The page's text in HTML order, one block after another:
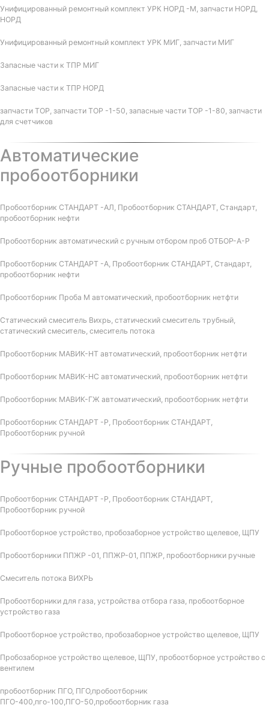
Унифицированный ремонтный комплект УРК НОРД -М, запчасти НОРД,
НОРД
Унифицированный ремонтный комплект УРК МИГ, запчасти МИГ
Запасные части к ТПР МИГ
Запасные части к ТПР НОРД
запчасти ТОР, запчасти ТОР -1-50, запасные части ТОР -1-80, запчасти
для счетчиков
Автоматические
пробоотборники
Пробоотборник СТАНДАРТ -АЛ, Пробоотборник СТАНДАРТ, Стандарт,
пробоотборник нефти
Пробоотборник автоматический с ручным отбором проб ОТБОР-А-Р
Пробоотборник СТАНДАРТ -А, Пробоотборник СТАНДАРТ, Стандарт,
пробоотборник нефти
Пробоотборник Проба М автоматический, пробоотборник нетфти
Статический смеситель Вихрь, статический смеситель трубный,
статический смеситель, смеситель потока
Пробоотборник МАВИК-НТ автоматический, пробоотборник нетфти
Пробоотборник МАВИК-НС автоматический, пробоотборник нетфти
Пробоотборник МАВИК-ГЖ автоматический, пробоотборник нетфти
Пробоотборник СТАНДАРТ -Р, Пробоотборник СТАНДАРТ,
Пробоотборник ручной
Ручные пробоотборники
Пробоотборник СТАНДАРТ -Р, Пробоотборник СТАНДАРТ,
Пробоотборник ручной
Пробоотборное устройство, пробозаборное устройство щелевое, ЩПУ
Пробоотборники ППЖР -01, ППЖР-01, ППЖР, пробоотборники ручные
Смеситель потока ВИХРЬ
Пробоотборники для газа, устройства отбора газа, пробоотборное
устройство газа
Пробоотборное устройство, пробозаборное устройство щелевое, ЩПУ
Пробозаборное устройство щелевое, ЩПУ, пробоотборное устройство с
вентилем
пробоотборник ПГО, ПГО,пробоотборник
ПГО-400,пго-100,ПГО-50,пробоотборник газа